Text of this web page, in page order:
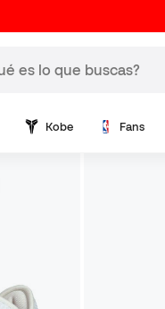
Kobe Fans